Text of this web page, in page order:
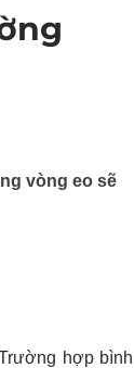
vòng eo sẽ
hợp bình